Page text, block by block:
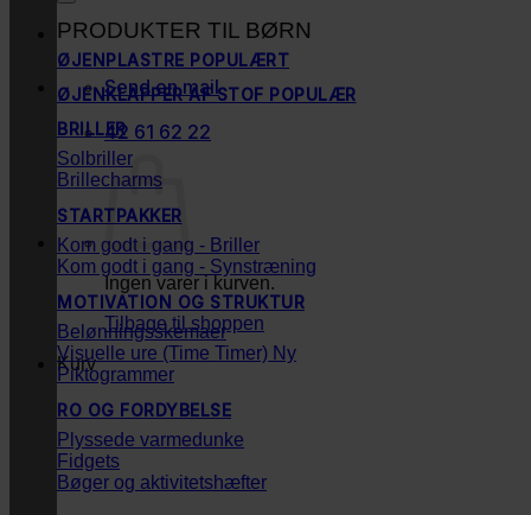
Send en mail
42 61 62 22
Ingen varer i kurven.
Tilbage til shoppen
Kurv
PRODUKTER TIL BØRN
ØJENPLASTRE
ØJENKLAPPER AF STOF
BRILLER
Solbriller
Brillecharms
STARTPAKKER
Kom godt i gang - Briller
Kom godt i gang - Synstræning
MOTIVATION OG STRUKTUR
Belønningsskemaer
Visuelle ure (Time Timer)
Piktogrammer
RO OG FORDYBELSE
Plyssede varmedunke
Fidgets
Bøger og aktivitetshæfter